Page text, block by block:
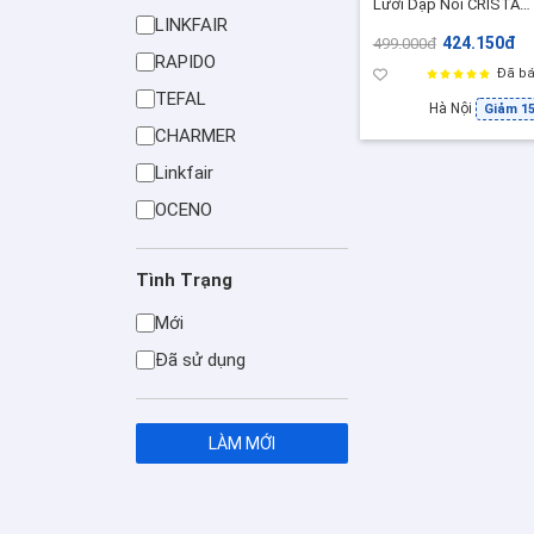
LINKFAIR
RAPIDO
TEFAL
CHARMER
Linkfair
OCENO
Tình Trạng
Mới
Đã sử dụng
LÀM MỚI
Lưới Dập Nổi CRISTA
Nước ,Tặng Quà Sang (
60209- B- Màu Xanh
499.000đ 424.150đ
Đã
Hà Nội Giảm